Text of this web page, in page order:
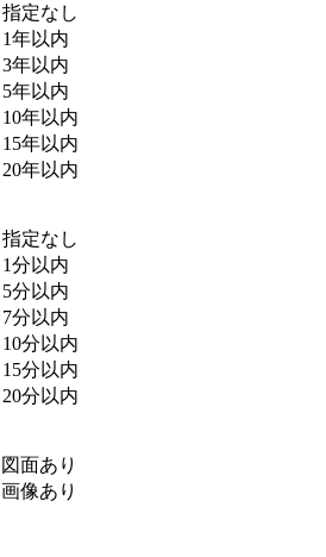
指定なし
1年以内
3年以内
5年以内
10年以内
15年以内
20年以内
指定なし
1分以内
5分以内
7分以内
10分以内
15分以内
20分以内
図面あり
画像あり